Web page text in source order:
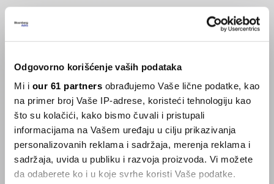
Odgovorno korišćenje vaših podataka
Mi i our 61 partners obrađujemo Vaše lične podatke, kao
na primer broj Vaše IP-adrese, koristeći tehnologiju kao
što su kolačići, kako bismo čuvali i pristupali
informacijama na Vašem uređaju u cilju prikazivanja
personalizovanih reklama i sadržaja, merenja reklama i
sadržaja, uvida u publiku i razvoja proizvoda. Vi možete
da odaberete ko i u koje svrhe koristi Vaše podatke.
Businessweek Adria
Korisnici GLP-1 lijekova mršave,
29.01.2026
Visok trošak selidbe kompanija iz Kine
05.12.2025
Privatni letovi postaju dostupan